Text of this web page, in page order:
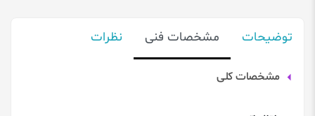
توضیحات مشخصات فنی نظرات
مشخصات کلی